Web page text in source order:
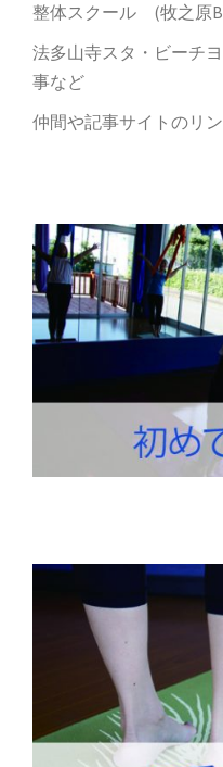
整体スクール (牧之原
法多山寺スタ・ビーチ
事など
仲間や記事サイトのリ